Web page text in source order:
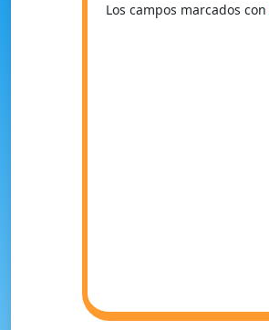
Los campos marcados con